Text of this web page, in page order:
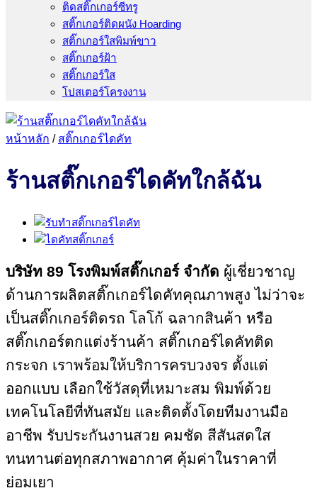
ติดสติ๊กเกอร์ซีทรู
สติ๊กเกอร์ติดผนัง Hoarding
สติ๊กเกอร์ใสพิมพ์ขาว
สติ๊กเกอร์ฝ้า
สติ๊กเกอร์ใส
โปสเตอร์โครงงาน
หน้าหลัก / สติ๊กเกอร์ไดคัท
ร้านสติ๊กเกอร์ไดคัทใกล้ฉัน
บริษัท 89 โรงพิมพ์สติ๊กเกอร์ จำกัด ผู้เชี่ยวชาญ
ด้านการผลิตสติ๊กเกอร์ไดคัทคุณภาพสูง ไม่ว่าจะ
เป็นสติ๊กเกอร์ติดรถ โลโก้ ฉลากสินค้า หรือ
สติ๊กเกอร์ตกแต่งร้านค้า สติ๊กเกอร์ไดคัทติด
กระจก เราพร้อมให้บริการครบวงจร ตั้งแต่
ออกแบบ เลือกใช้วัสดุที่เหมาะสม พิมพ์ด้วย
เทคโนโลยีที่ทันสมัย และติดตั้งโดยทีมงานมือ
อาชีพ รับประกันงานสวย คมชัด สีสันสดใส
ทนทานต่อทุกสภาพอากาศ คุ้มค่าในราคาที่
ย่อมเยา